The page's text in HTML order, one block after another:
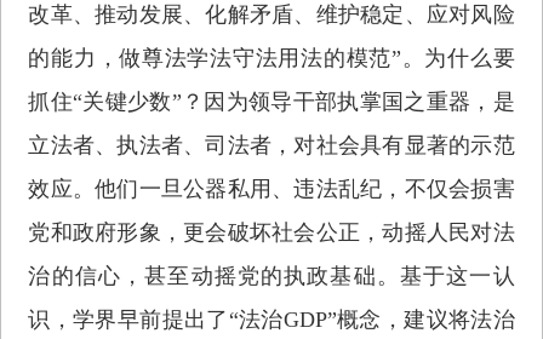
改革、推动发展、化解矛盾、维护稳定、应对风险
的能力，做尊法学法守法用法的模范”。为什么要
抓住“关键少数”？因为领导干部执掌国之重器，是
立法者、执法者、司法者，对社会具有显著的示范
效应。他们一旦公器私用、违法乱纪，不仅会损害
党和政府形象，更会破坏社会公正，动摇人民对法
治的信心，甚至动摇党的执政基础。基于这一认
识，学界早前提出了“法治GDP”概念，建议将法治